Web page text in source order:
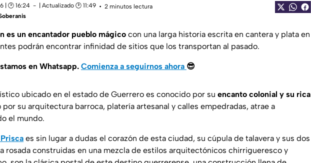
| 🕑 16:24 | Actualizado 🕑 11:49
2 minutos lectura
es un encantador pueblo mágico con una larga historia escrita en cantera y plata en
podrán encontrar infinidad de sitios que los transportan al pasado.
en Whatsapp. Comienza a seguirnos ahora 😎
ubicado en el estado de Guerrero es conocido por su encanto colonial y su rica
por su arquitectura barroca, platería artesanal y calles empedradas, atrae a
el mundo.
es sin lugar a dudas el corazón de esta ciudad, su cúpula de talavera y sus dos
rosada construidas en una mezcla de estilos arquitectónicos chirrigueresco y